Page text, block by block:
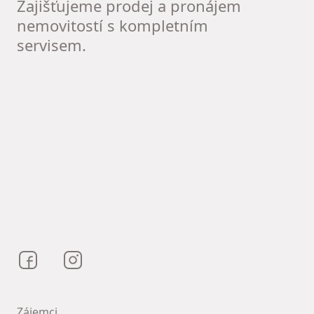
Zajišťujeme prodej a pronájem
nemovitostí s kompletním
servisem.
Bezrealitky na Facebooku